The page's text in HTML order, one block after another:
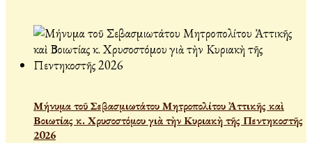
Μήνυμα τοῦ Σεβασμιωτάτου Μητροπολίτου Ἀττικῆς καὶ
Βοιωτίας κ. Χρυσοστόμου γιὰ τὴν Κυριακὴ τῆς Πεντηκοστῆς
2026